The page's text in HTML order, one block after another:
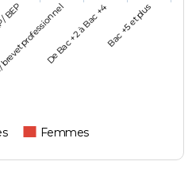
Femmes
professionnelDe Bac +2 à Bac +4Bac +5 et plus